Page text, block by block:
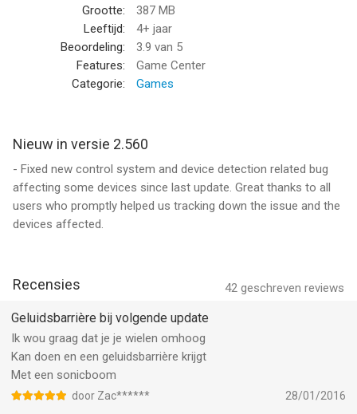
Ch Stunt Plane and over 30 other to purchase
• 5 Training lessons ranging from 3 Ch takeoff to 4 Ch
advanced rudder use.
• 3 Camera views: 3rd person; in-cockpit; fixed position
• Carrier Ops Aircraft Carrier game mode with F-4 Corsair and
• Airbus game with two Passenger Liners and one Jumbo Liner
• Bird Catcher game with 3 Ch Beachcraft (the pros will like this
one)
• Fire Fighter Water Plane game with 4 Ch Firefighter Water
• Cargo mode with RC-130 Cargo Transport Plane
• European Fighter plane
• Realistic 4 Ch Mountaincraft Air Rocker plane
Updated Control Scheme
• Real time tweaking of any channel in-game, on the fly.
Grootte:
387 MB
Leeftijd:
4+ jaar
Beoordeling:
3.9 van 5
Features:
Game Center
Categorie:
Games
Nieuw in versie 2.560
- Fixed new control system and device detection related bug
affecting some devices since last update. Great thanks to all
users who promptly helped us tracking down the issue and the
devices affected.
42 geschreven reviews
Recensies
Geluidsbarrière bij volgende update
Ik wou graag dat je je wielen omhoog
Kan doen en een geluidsbarrière krijgt
Met een sonicboom
door Zac****** 28/01/2016